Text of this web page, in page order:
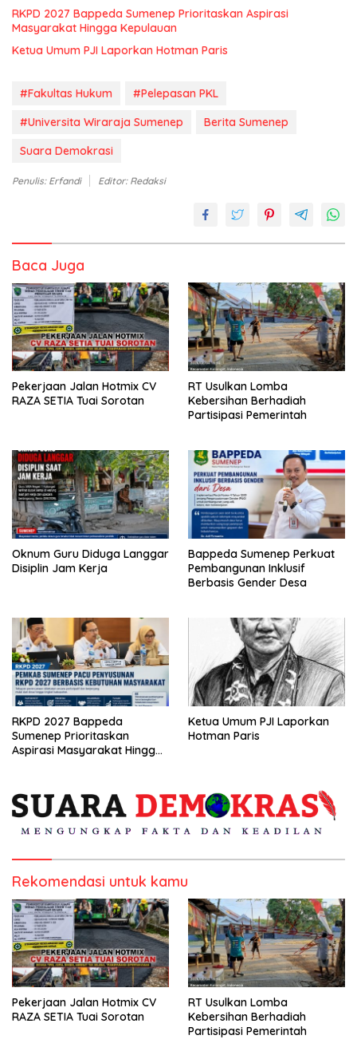
RKPD 2027 Bappeda Sumenep Prioritaskan Aspirasi
Masyarakat Hingga Kepulauan
Ketua Umum PJI Laporkan Hotman Paris
#Fakultas Hukum
#Pelepasan PKL
#Universita Wiraraja Sumenep
Berita Sumenep
Suara Demokrasi
Penulis: Erfandi Editor: Redaksi
Baca Juga
Pekerjaan Jalan Hotmix CV
RAZA SETIA Tuai Sorotan
RT Usulkan Lomba
Kebersihan Berhadiah
Partisipasi Pemerintah
Oknum Guru Diduga Langgar
Disiplin Jam Kerja
Bappeda Sumenep Perkuat
Pembangunan Inklusif
Berbasis Gender Desa
RKPD 2027 Bappeda
Sumenep Prioritaskan
Aspirasi Masyarakat Hingga
Ketua Umum PJI Laporkan
Hotman Paris
Rekomendasi untuk kamu
Pekerjaan Jalan Hotmix CV
RAZA SETIA Tuai Sorotan
RT Usulkan Lomba
Kebersihan Berhadiah
Partisipasi Pemerintah